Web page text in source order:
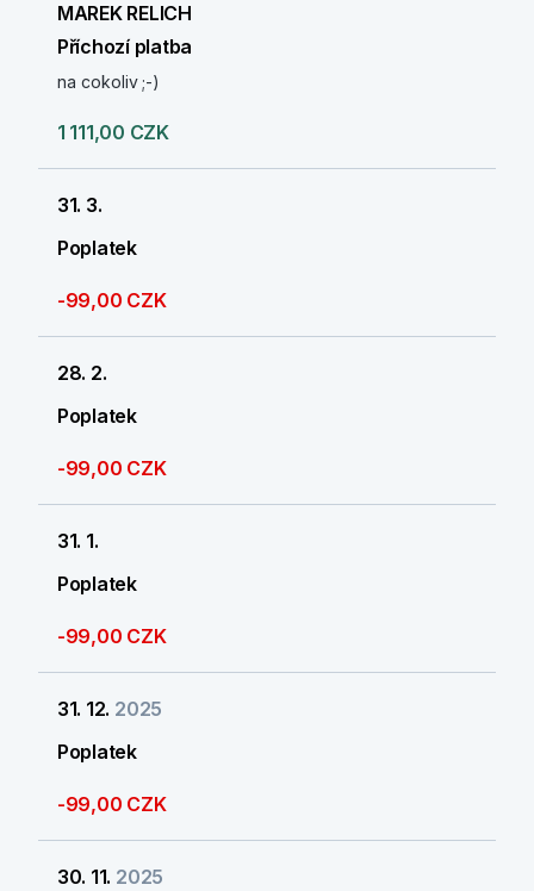
MAREK RELICH
Příchozí platba
na cokoliv ;-)
1 111,00 CZK
31. 3.
Poplatek
-99,00 CZK
28. 2.
Poplatek
-99,00 CZK
31. 1.
Poplatek
-99,00 CZK
31. 12. 2025
Poplatek
-99,00 CZK
30. 11. 2025